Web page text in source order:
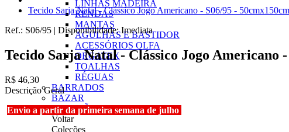
LINHAS MADEIRA
RENDAS
MANTAS
AGULHAS E BASTIDOR
ACESSÓRIOS OLFA
ORGATEX
TOALHAS
RÉGUAS
BARRADOS
BAZAR
COLEÇÕES
Voltar
Coleções
Tecido Sarja Natal - Clássico Jogo Americano - S06/95 -
Ref.: S06/95 | Disponibilidade:Imediata
Tecido Sarja Natal - Clássico Jogo Americano
R$ 46,30
Descrição Geral
Envio a partir da primeira semana de julho